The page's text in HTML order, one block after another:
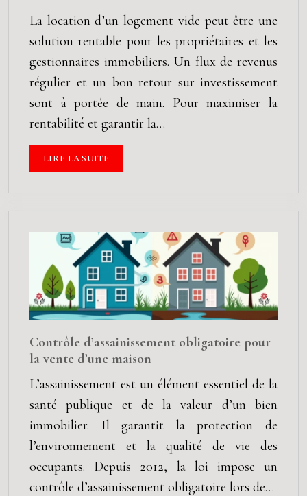
La location d’un logement vide peut être une
solution rentable pour les propriétaires et les
gestionnaires immobiliers. Un flux de revenus
régulier et un bon retour sur investissement
sont à portée de main. Pour maximiser la
rentabilité et garantir la…
LIRE LA SUITE
Contrôle d’assainissement obligatoire pour
la vente d’une maison
L’assainissement est un élément essentiel de la
santé publique et de la valeur d’un bien
immobilier. Il garantit la protection de
l’environnement et la qualité de vie des
occupants. Depuis 2012, la loi impose un
contrôle d’assainissement obligatoire lors de…